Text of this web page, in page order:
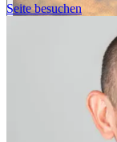
Seite besuchen